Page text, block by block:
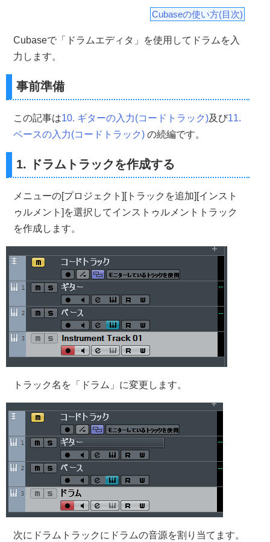
Cubaseの使い方(目次)
Cubaseで「ドラムエディタ」を使用してドラムを入
力します。
事前準備
この記事は10. ギターの入力(コードトラック)及び11.
ベースの入力(コードトラック) の続編です。
1. ドラムトラックを作成する
メニューの[プロジェクト][トラックを追加][インスト
ゥルメント]を選択してインストゥルメントトラック
を作成します。
トラック名を「ドラム」に変更します。
次にドラムトラックにドラムの音源を割り当てます。